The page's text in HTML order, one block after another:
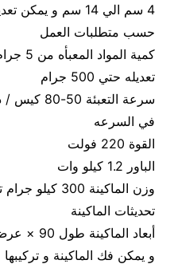
4 سم الي 14 سم
حسب متطلبات العمل
تعديله حتي 500 جرام
سرعة
في السرعه
القوة 220 فولت
الباور 1.2 كيلو وات
وزن الماكينة
تحديثات الماكينة
و يمكن فك الماكينة و